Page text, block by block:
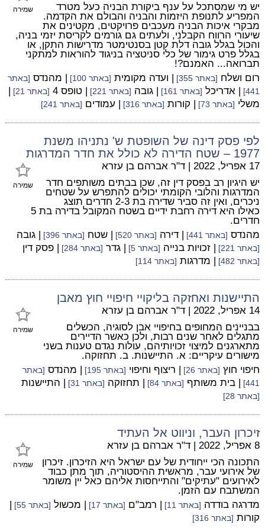
שמירה
יש מי שמסתכל על ענף ביקורת הבניה כעל מטרד
המפריע לתנופת היזמות והבניה והבולם את הקדמה.
מבקרי איכות הבניה מעכבים פרויקטים, מקטינים את
שיעורי הרווח הקבלני, ולעתים גם גורמים לקריסת יזמי בניה,
והכול בגלל גובה דלת קטן בסנטימטר מדרישות התקן, או
בגלל פרט גימור של כלי סניטציה בניגוד להוראות למתקני
תברואה... האמנם?!
רום ושלח [באתר 355] | ועדה מקומית [באתר 100] | מהנדס [באתר
441]
| אדריכל [באתר 161] | גובה [באתר 221] | טופס 4 [באתר 21]
|
משלי [באתר 73] | קורות [באתר 316] | עמודים [באתר 241]
לפי פסק דינה של השופטת ש' נתניהו משנת
1977 – שטח הדירה לא כולל את חדר המדרגות
שמירה
17 אפריל, 2022 | ד"ר אברהם בן עזרא
יש היגיון רב בפסק דין זה, שכן בבתים משותפים חדר
המדרגות והלובי הקומתי יכולים להתפרש על שטחים
ניכרים, ואין זה סביר שדירה בת 2-3 חדרים תוצג
כאילו היא דירה רחבת ידיים בשטח המקובל בדירה בת 5
חדרים.
מהנדס [באתר 441] | דירה [באתר 520] | שטח [באתר 396] | גובה
[באתר 221] | זכויות בנייה [באתר 5] | גדר [באתר 284] | פסק דין
[באתר 482] | מדרגות [באתר 114]
התיישנות ואחזקה בליקויי חיפויי חוץ מאבן
שמירה
14 אפריל, 2022 | ד"ר אברהם בן עזרא
בבניינים המחופים בחיפויי אבן לסוגיה, הכשלים
מתגלים לאחר שנים רבות, ולכן כאשר הדיירים
מתארגנים למיצוי זכויותיהם, עולות נגדם טענות בשני
מישורים עיקריים: א. התיישנות. ב. תחזוקה.
חיפוי חוץ [באתר 26] | ריצוף וחיפוי [באתר 195] | מהנדס [באתר
441]
| בית משותף [באתר 84] | תחזוקה [באתר 31] | התיישנות
[באתר 28]
זיכרון העבר, וניווט אל העתיד
שמירה
8 אפריל, 2022 | ד"ר אברהם בן עזרא
התכונה הכי ייחודית של עם ישראל היא הזיכרון. זיכרון
של אירועי עבר, מראשית ההיסטוריה, תוך מתן כבוד
לאירועים "עתיקים" והתייחסות אליהם כאל יין משומר
המשתבח עם הזמן.
מדרגה בודדה [באתר 11] | רמב"ם [באתר 17] | מכשול [באתר 55]
|
קורות [באתר 316]